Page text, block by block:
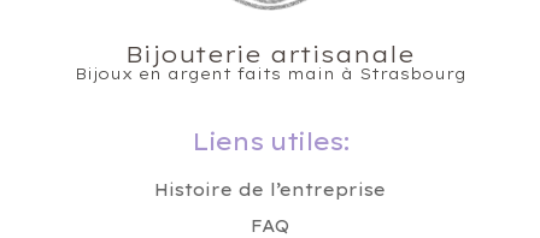
Bijouterie artisanale
Bijoux en argent faits main à Strasbourg
Liens utiles:
Histoire de l’entreprise
FAQ